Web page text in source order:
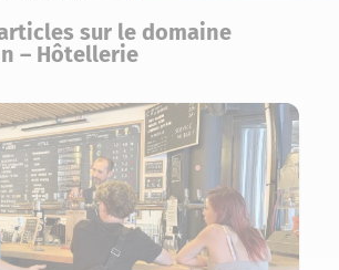
sur le domaine
– Hôtellerie